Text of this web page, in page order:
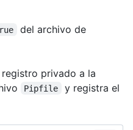
del archivo de
privado a la
Pipfile
y registra el